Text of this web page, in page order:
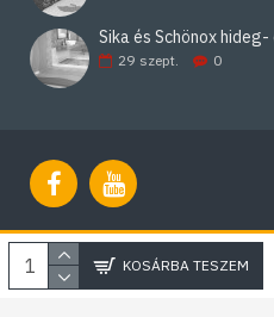
KOSÁRBA TESZEM
29 szept. 0
2021 - Epitesiragasztok.hu -